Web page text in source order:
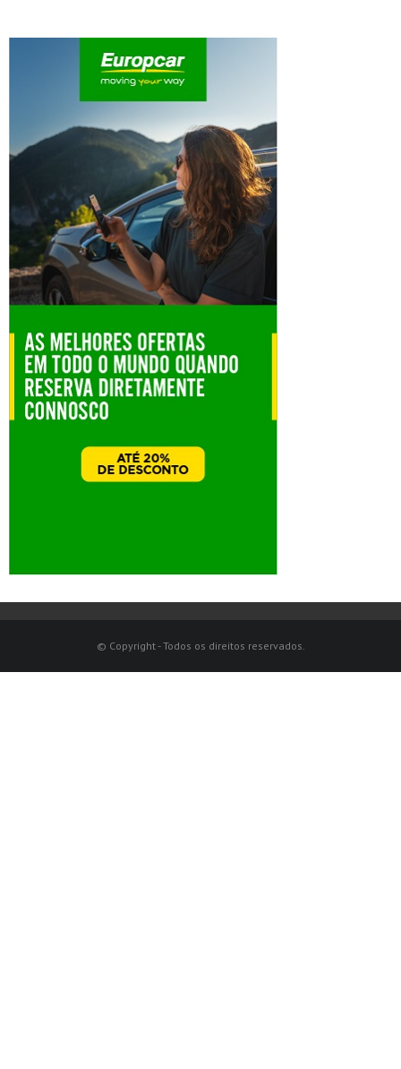
© Copyright - Todos os direitos reservados.